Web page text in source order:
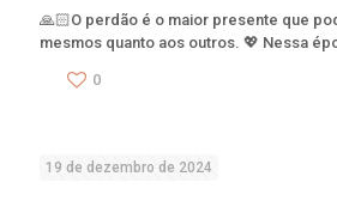
🙏🏻O perdão é o maior presente que
mesmos quanto aos outros. 💖 Nessa
0
19 de dezembro de 2024